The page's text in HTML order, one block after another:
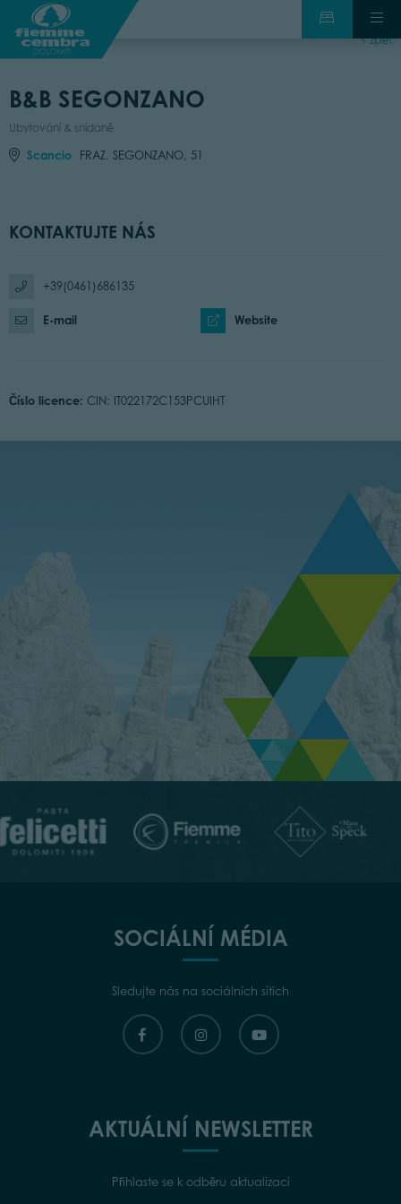
zpět
B&B SEGONZANO
Ubytování & snídaně
Scancio FRAZ. SEGONZANO, 51
KONTAKTUJTE NÁS
+39(0461)686135
E-mail Website
Číslo licence: CIN: IT022172C153PCUIHT
SOCIÁLNÍ MÉDIA
Sledujte nás na sociálních sítích
AKTUÁLNÍ NEWSLETTER
Přihlaste se k odběru aktualizací